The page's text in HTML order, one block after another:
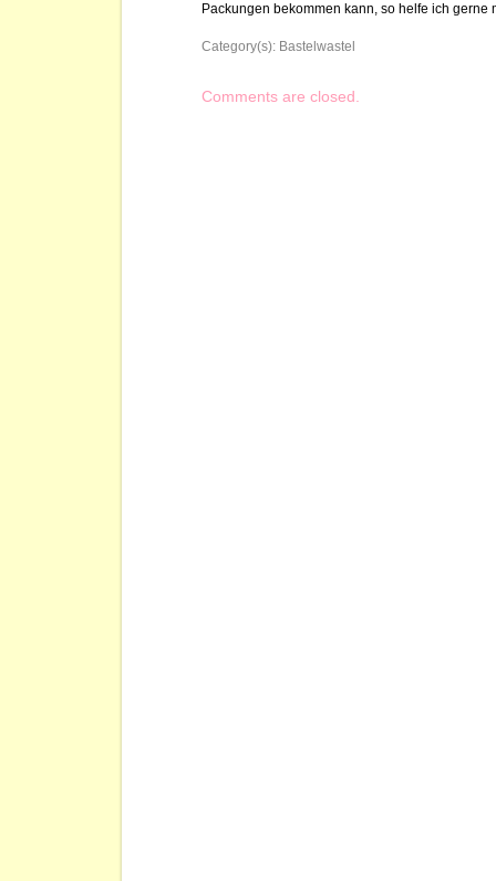
Packungen bekommen kann, so helfe ich gerne
Category(s): Bastelwastel
Comments are closed.